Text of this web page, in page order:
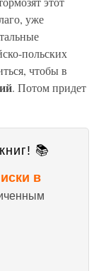
уже
польских
чтобы в
. Потом придет
📚
в